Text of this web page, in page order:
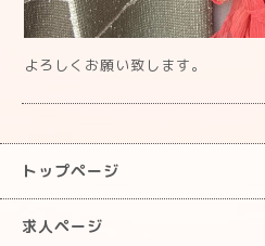
よろしくお願い致します。
トップページ
求人ページ